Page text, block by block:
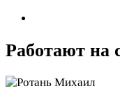
Работают на